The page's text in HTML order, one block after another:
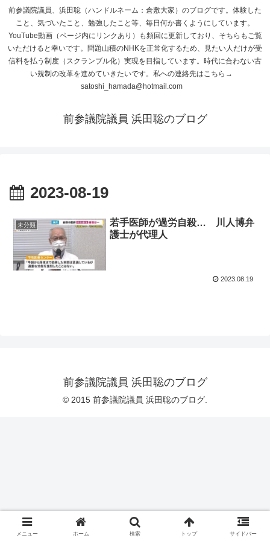
前参議院議員、浜田聡（ハンドルネーム：倉敷大家）のブログです。体験した
こと、気づいたこと、勉強したこと等、毎日何か書くようにしています。
YouTube動画（ページ内にリンクあり）も頻回に更新しており、そちらもご覧
いただけると幸いです。問題山積のNHKを正常化するため、見たい人だけが受
信料を払う制度（スクランブル化）実現を目指しています。時代に合わない古
い規制の改革を進めていきたいです。私への連絡先はこちら→
satoshi_hamada@hotmail.com
前参議院議員 浜田聡のブログ
2023-08-19
未分類
若手医師が過労自殺… 川人博弁
護士が代理人
2023.08.19
前参議院議員 浜田聡のブログ
© 2015 前参議院議員 浜田聡のブログ.
メニュー ホーム 検索 トップ サイドバー